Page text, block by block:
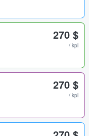
270 $
/ kpl
270 $
/ kpl